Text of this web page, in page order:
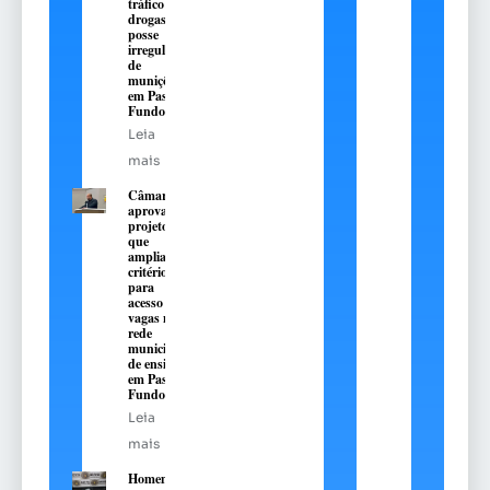
tráfico de
drogas e
posse
irregular
de
munições
em Passo
Fundo
Leia
mais
Câmara
aprova
projeto
que
amplia
critérios
para
acesso a
vagas na
rede
municipal
de ensino
em Passo
Fundo
Leia
mais
Homem é